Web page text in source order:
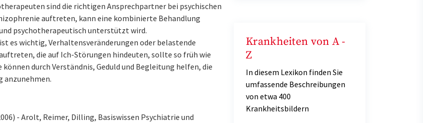
sind die richtigen Ansprechpartner bei psychischen
auftreten, kann eine kombinierte Behandlung
psychotherapeutisch unterstützt wird.
es wichtig, Verhaltensveränderungen oder belastende
die auf Ich-Störungen hindeuten, sollte so früh wie
durch Verständnis, Geduld und Begleitung helfen, die
- Arolt, Reimer, Dilling, Basiswissen Psychiatrie und
Krankheiten von A -
Z
In diesem Lexikon finden Sie
umfassende Beschreibungen
von etwa 400
Krankheitsbildern